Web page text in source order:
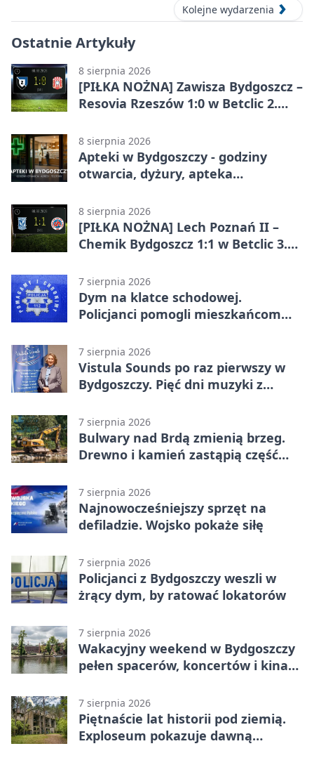
Kolejne wydarzenia
Ostatnie Artykuły
8 sierpnia 2026
[PIŁKA NOŻNA] Zawisza Bydgoszcz –
Resovia Rzeszów 1:0 w Betclic 2.
8 sierpnia 2026
Apteki w Bydgoszczy - godziny
otwarcia, dyżury, apteka
8 sierpnia 2026
[PIŁKA NOŻNA] Lech Poznań II –
Chemik Bydgoszcz 1:1 w Betclic 3.
Bydgoszczanie wywieźli punkt z
Wronek
7 sierpnia 2026
Dym na klatce schodowej.
Policjanci pomogli mieszkańcom
7 sierpnia 2026
Vistula Sounds po raz pierwszy w
Bydgoszczy. Pięć dni muzyki z
7 sierpnia 2026
Bulwary nad Brdą zmienią brzeg.
Drewno i kamień zastąpią część
7 sierpnia 2026
Najnowocześniejszy sprzęt na
defiladzie. Wojsko pokaże siłę
7 sierpnia 2026
Policjanci z Bydgoszczy weszli w
żrący dym, by ratować lokatorów
7 sierpnia 2026
Wakacyjny weekend w Bydgoszczy
pełen spacerów, koncertów i kina
7 sierpnia 2026
Piętnaście lat historii pod ziemią.
Exploseum pokazuje dawną